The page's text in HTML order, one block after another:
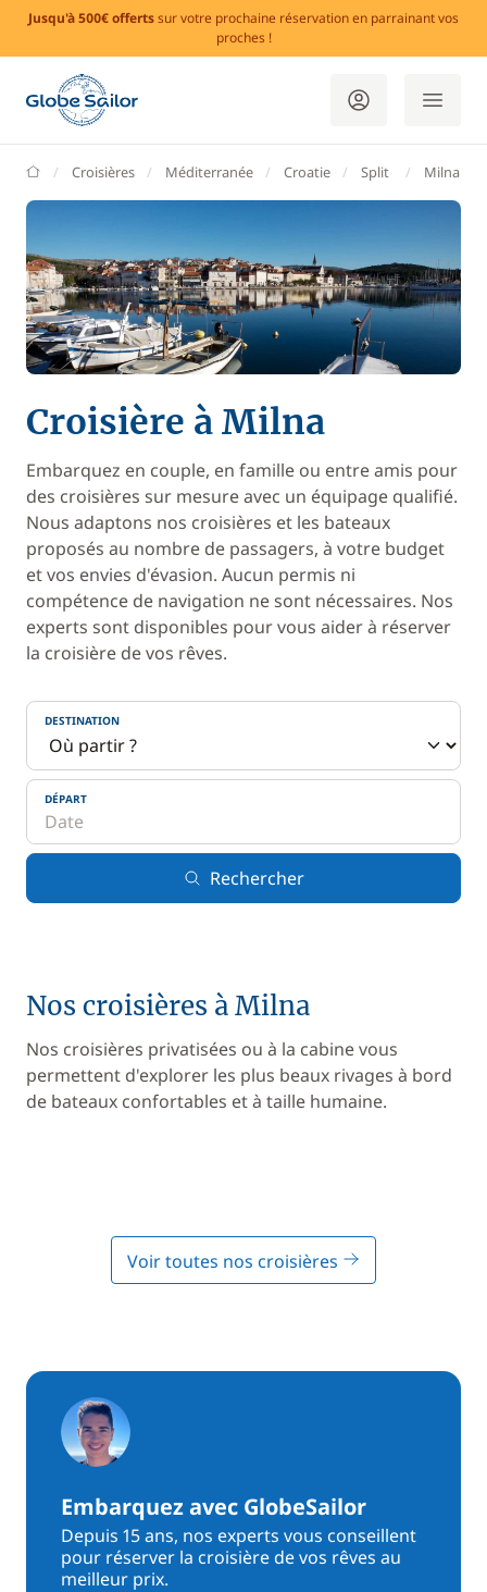
Jusqu'à 500€ offertssur votre prochaine réservation en parrainant vos
proches !
GlobeSailor
Croisières Méditerranée Croatie Split Milna
Croisière à Milna
Embarquez en couple, en famille ou entre amis pour
des croisières sur mesure avec un équipage qualifié.
Nous adaptons nos croisières et les bateaux
proposés au nombre de passagers, à votre budget
et vos envies d'évasion. Aucun permis ni
compétence de navigation ne sont nécessaires. Nos
experts sont disponibles pour vous aider à réserver
la croisière de vos rêves.
DESTINATION
DÉPART
Rechercher
Nos croisières à Milna
Nos croisières privatisées ou à la cabine vous
permettent d'explorer les plus beaux rivages à bord
de bateaux confortables et à taille humaine.
Voir toutes nos croisières
Embarquez avec GlobeSailor
Depuis 15 ans, nos experts vous conseillent
pour réserver la croisière de vos rêves au
meilleur prix.